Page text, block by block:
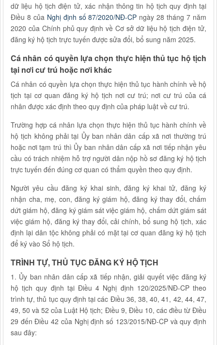
dữ liệu hộ tịch điện tử, xác nhận thông tin hộ tịch quy định tại
Điều 8 của Nghị định số 87/2020/NĐ-CP ngày 28 tháng 7 năm
2020 của Chính phủ quy định về Cơ sở dữ liệu hộ tịch điện tử,
đăng ký hộ tịch trực tuyến được sửa đổi, bổ sung năm 2025.
Cá nhân có quyền lựa chọn thực hiện thủ tục hộ tịch
tại nơi cư trú hoặc nơi khác
Cá nhân có quyền lựa chọn thực hiện thủ tục hành chính về hộ
tịch tại cơ quan đăng ký hộ tịch nơi cư trú; nơi cư trú của cá
nhân được xác định theo quy định của pháp luật về cư trú.
Trường hợp cá nhân lựa chọn thực hiện thủ tục hành chính về
hộ tịch không phải tại Ủy ban nhân dân cấp xã nơi thường trú
hoặc nơi tạm trú thì Ủy ban nhân dân cấp xã nơi tiếp nhận yêu
cầu có trách nhiệm hỗ trợ người dân nộp hồ sơ đăng ký hộ tịch
trực tuyến đến đúng cơ quan có thẩm quyền theo quy định.
Người yêu cầu đăng ký khai sinh, đăng ký khai tử, đăng ký
nhận cha, mẹ, con, đăng ký giám hộ, đăng ký thay đổi, chấm
dứt giám hộ, đăng ký giám sát việc giám hộ, chấm dứt giám sát
việc giám hộ, đăng ký thay đổi, cải chính, bổ sung hộ tịch, xác
định lại dân tộc không phải có mặt tại cơ quan đăng ký hộ tịch
để ký vào Sổ hộ tịch.
TRÌNH TỰ, THỦ TỤC ĐĂNG KÝ HỘ TỊCH
1. Ủy ban nhân dân cấp xã tiếp nhận, giải quyết việc đăng ký
hộ tịch quy định tại Điều 4 Nghị định 120/2025/NĐ-CP theo
trình tự, thủ tục quy định tại các Điều 36, 38, 40, 41, 42, 44, 47,
49, 50 và 52 của Luật Hộ tịch; Điều 9, Điều 10, các điều từ Điều
29 đến Điều 42 của Nghị định số 123/2015/NĐ-CP và quy định
sau đây: